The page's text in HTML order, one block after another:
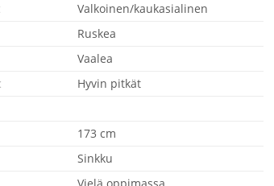
Valkoinen/kaukasialinen
Ruskea
Vaalea
Hyvin pitkät
173 cm
Sinkku